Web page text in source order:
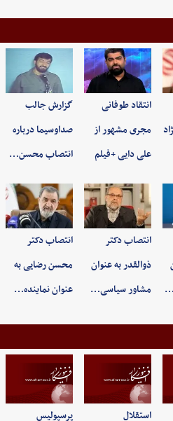
انتقاد طوفانی
مجری مشهور از
علی دایی +فیلم
گزارش جالب
صداوسیما درباره
انتصاب محسن…
انتصاب دکتر
ذوالقدر به عنوان
مشاور سیاسی…
انتصاب دکتر
محسن رضایی به
عنوان نماینده…
استقلال پرسپولیس